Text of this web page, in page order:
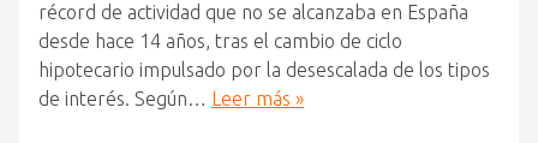
récord de actividad que no se alcanzaba en España
desde hace 14 años, tras el cambio de ciclo
hipotecario impulsado por la desescalada de los tipos
de interés. Según…
Leer más »